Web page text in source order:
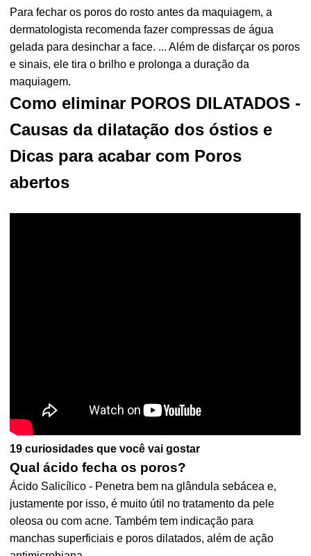
Para fechar os poros do rosto antes da maquiagem, a
dermatologista recomenda fazer compressas de água
gelada para desinchar a face. ... Além de disfarçar os poros
e sinais, ele tira o brilho e prolonga a duração da
maquiagem.
Como eliminar POROS DILATADOS -
Causas da dilatação dos óstios e
Dicas para acabar com Poros
abertos
19 curiosidades que você vai gostar
Qual ácido fecha os poros?
Ácido Salicílico - Penetra bem na glândula sebácea e,
justamente por isso, é muito útil no tratamento da pele
oleosa ou com acne. Também tem indicação para
manchas superficiais e poros dilatados, além de ação